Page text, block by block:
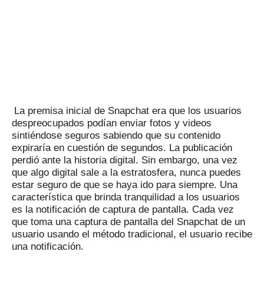
La premisa inicial de Snapchat era que los usuarios
despreocupados podían enviar fotos y videos
sintiéndose seguros sabiendo que su contenido
expiraría en cuestión de segundos. La publicación
perdió ante la historia digital. Sin embargo, una vez
que algo digital sale a la estratosfera, nunca puedes
estar seguro de que se haya ido para siempre. Una
característica que brinda tranquilidad a los usuarios
es la notificación de captura de pantalla. Cada vez
que toma una captura de pantalla del Snapchat de un
usuario usando el método tradicional, el usuario recibe
una notificación.